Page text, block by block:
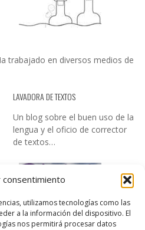
consentimiento
utilizamos tecnologías como las
a la información del dispositivo. El
nos permitirá procesar datos
trabajado en diversos medios de
LAVADORA DE TEXTOS
Un blog sobre el buen uso de la
lengua y el oficio de corrector
de textos…